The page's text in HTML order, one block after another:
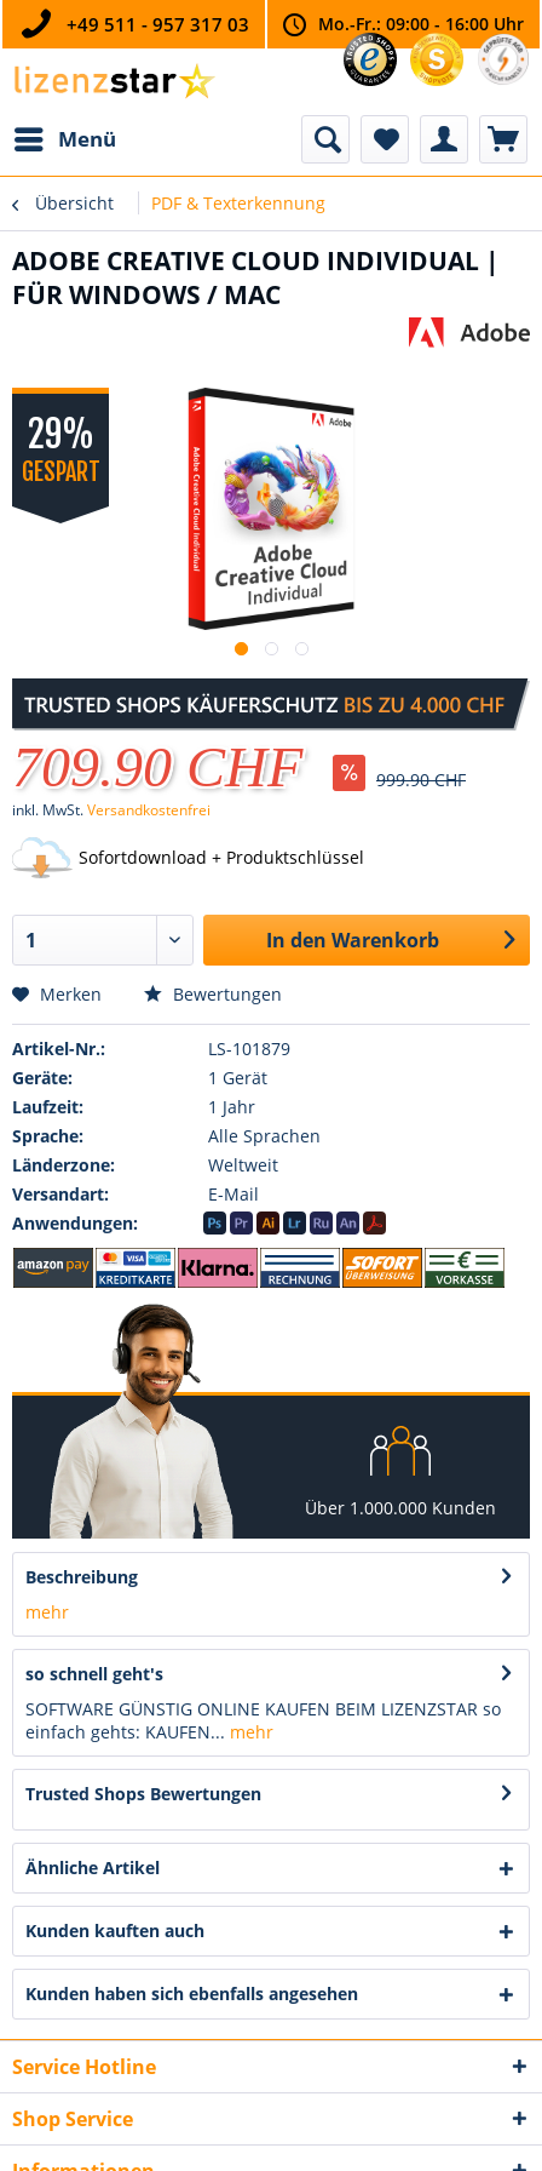
+49 511 - 957 317 03 Mo.-Fr.: 09:00 - 16:00 Uhr
Menü
Übersicht PDF & Texterkennung
ADOBE CREATIVE CLOUD INDIVIDUAL |
FÜR WINDOWS / MAC
29%
GESPART
709.90 CHF 999.90 CHF
inkl. MwSt.Versandkostenfrei
Sofortdownload + Produktschlüssel
In den Warenkorb
Merken Bewertungen
Artikel-Nr.:
LS-101879
Geräte:
1 Gerät
Laufzeit:
1 Jahr
Sprache:
Alle Sprachen
Länderzone:
Weltweit
Versandart:
E-Mail
Anwendungen:
Über 1.000.000 Kunden
Beschreibung
mehr
so schnell geht's
SOFTWARE GÜNSTIG ONLINE KAUFEN BEIM LIZENZSTAR so
einfach gehts: KAUFEN... mehr
Trusted Shops Bewertungen
Ähnliche Artikel
Kunden kauften auch
Kunden haben sich ebenfalls angesehen
Service Hotline
Shop Service